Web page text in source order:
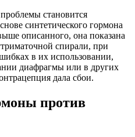
становится
синтетического гормона
описанного, она показана
спирали, при
в их использовании,
диафрагмы или в других
дала сбои.
против